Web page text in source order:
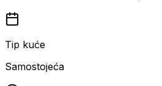
Tip kuće
Samostojeća